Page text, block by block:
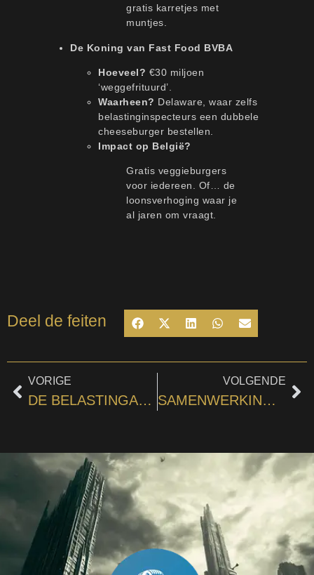
gratis karretjes met
muntjes.
De Koning van Fast Food BVBA
Hoeveel? €30 miljoen
‘weggefrituurd’.
Waarheen? Delaware, waar zelfs
belastinginspecteurs een dubbele
cheeseburger bestellen.
Impact op België?
Gratis veggieburgers
voor iedereen. Of… de
loonsverhoging waar je
al jaren om vraagt.
Deel de feiten
VORIGE
DE BELASTINGAANGIFTE VAN DE POLITIEKE PARTIJEN
VOLGENDE
SAMENWERKING: DE LONT DIE HET SYSTEEM DOET KNETTEREN!